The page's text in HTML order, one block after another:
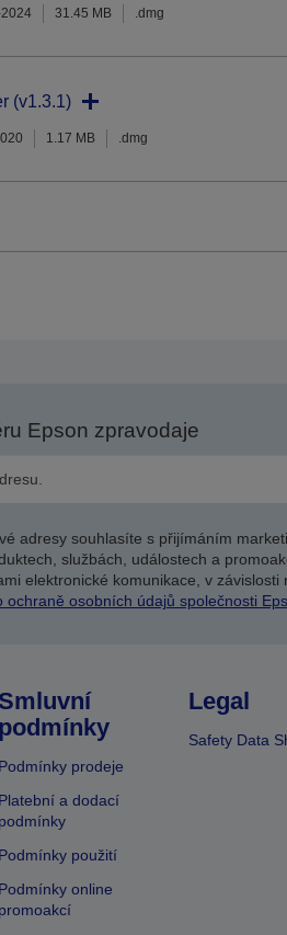
31.45 MB .dmg
(v1.3.1)
1.17 MB .dmg
Epson zpravodaje
adresy souhlasíte s přijímáním
službách, událostech a
elektronické komunikace, v
ochraně osobních údajů společnosti
Smluvní
podmínky
Podmínky prodeje
Platební a dodací
podmínky
Podmínky použití
Podmínky online
promoakcí
Legal
Safety Data